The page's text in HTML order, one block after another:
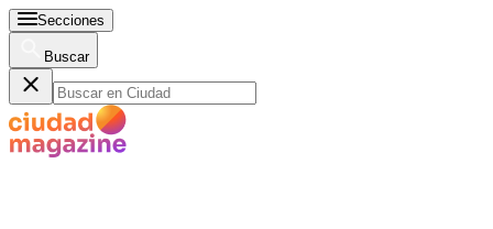
Secciones
Buscar